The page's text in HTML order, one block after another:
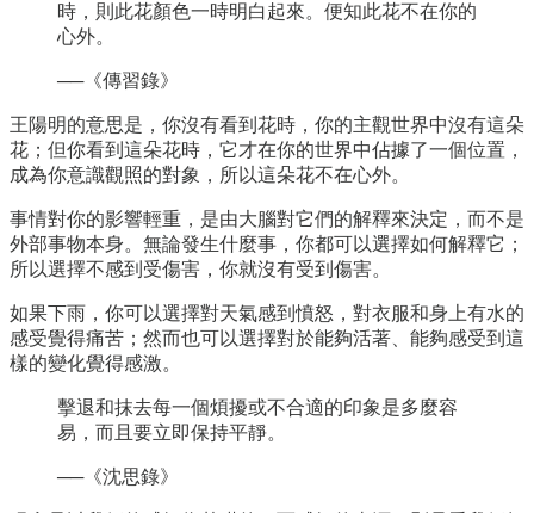
時，則此花顏色一時明白起來。便知此花不在你的
心外。
──《傳習錄》
王陽明的意思是，你沒有看到花時，你的主觀世界中沒有這朵
花；但你看到這朵花時，它才在你的世界中佔據了一個位置，
成為你意識觀照的對象，所以這朵花不在心外。
事情對你的影響輕重，是由大腦對它們的解釋來決定，而不是
外部事物本身。無論發生什麼事，你都可以選擇如何解釋它；
所以選擇不感到受傷害，你就沒有受到傷害。
如果下雨，你可以選擇對天氣感到憤怒，對衣服和身上有水的
感受覺得痛苦；然而也可以選擇對於能夠活著、能夠感受到這
樣的變化覺得感激。
擊退和抹去每一個煩擾或不合適的印象是多麼容
易，而且要立即保持平靜。
──《沈思錄》